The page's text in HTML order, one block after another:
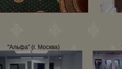
"Альфа" (г. Москва)